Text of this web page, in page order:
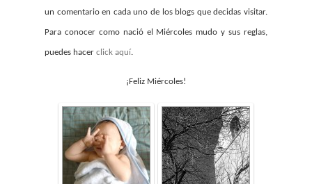
un comentario en cada uno de los blogs que decidas visitar.
Para conocer como nació el Miércoles mudo y sus reglas,
puedes hacer click aquí.
¡Feliz Miércoles!